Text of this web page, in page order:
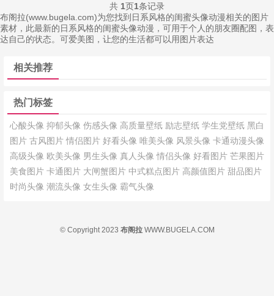
共 1页1条记录
布阁拉(www.bugela.com)为您找到日系风格的闺蜜头像动漫相关的图片
素材，此最新的日系风格的闺蜜头像动漫，可用于个人的朋友圈配图，表
达自己的状态。可爱美图，让您的生活都可以用图片表达
相关推荐
热门标签
心酸头像 抑郁头像 伤感头像 高质量壁纸 励志壁纸 学生党壁纸 黑白
图片 古风图片 情侣图片 好看头像 唯美头像 风景头像 卡通动漫头像
高级头像 欧美头像 男生头像 真人头像 情侣头像 好看图片 芒果图片
美食图片 卡通图片 大闸蟹图片 中式糕点图片 高颜值图片 甜品图片
时尚头像 潮流头像 女生头像 霸气头像
© Copyright 2023 布阁拉WWW.BUGELA.COM